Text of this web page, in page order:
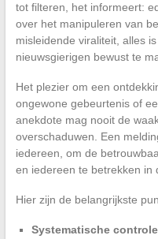
tot filteren, het informeert:
over het manipuleren van
misleidende viraliteit, alles
nieuwsgierigen bewust te
Het plezier om een
ongewone gebeurtenis of
anekdote mag nooit de
overschaduwen. Een
iedereen, om de
en iedereen te betrekken in
Hier zijn de belangrijkste
Systematische controle